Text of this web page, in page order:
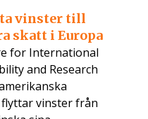
vinster till
skatt i Europa
for International
and Research
vinster från